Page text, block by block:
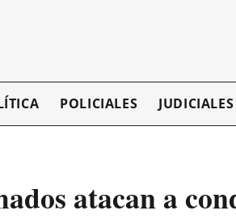
POLICIALES JUDICIALES
atacan a